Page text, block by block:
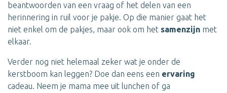
beantwoorden van een vraag of het delen van een
herinnering in ruil voor je pakje. Op die manier gaat het
niet enkel om de pakjes, maar ook om het samenzijn met
elkaar.
Verder nog niet helemaal zeker wat je onder de
kerstboom kan leggen? Doe dan eens een ervaring
cadeau. Neem je mama mee uit lunchen of ga